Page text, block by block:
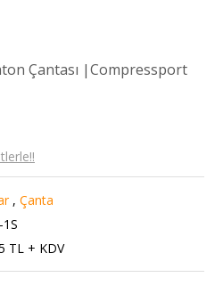
Çantası |Compressport
,Çanta
TL + KDV